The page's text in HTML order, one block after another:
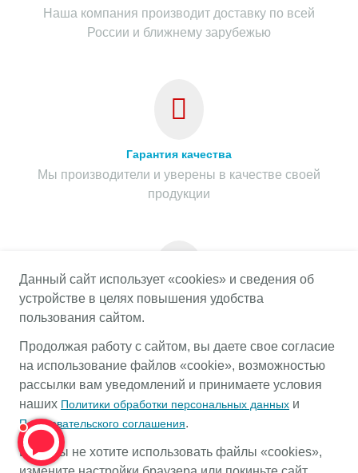
Наша компания производит доставку по всей
России и ближнему зарубежью
Гарантия качества
Мы производители и уверены в качестве своей
продукции
Гарантия на весь срок службы
продукции при соблюдении правил эксплуатации
КАТАЛОГ
ОФОРМЛЕНИЕ ЗАКАЗА
Данный сайт использует «cookies» и сведения об
устройстве в целях повышения удобства
пользования сайтом.
Продолжая работу с сайтом, вы даете свое согласие
на использование файлов «cookie», возможностью
рассылки вам уведомлений и принимаете условия
наших Политики обработки персональных данных и
Пользовательского соглашения.
Если вы не хотите использовать файлы «cookies»,